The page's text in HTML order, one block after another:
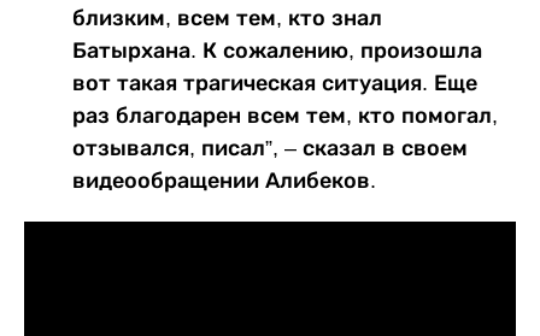
близким, всем тем, кто знал
Батырхана. К сожалению, произошла
вот такая трагическая ситуация. Еще
раз благодарен всем тем, кто помогал,
отзывался, писал”, – сказал в своем
видеообращении Алибеков.